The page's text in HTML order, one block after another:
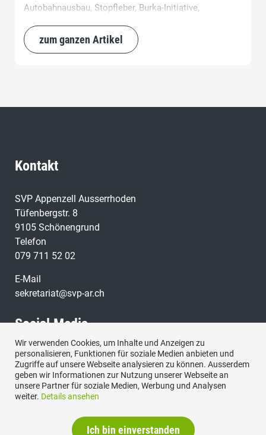
Autobahnausbau, Stopfleber, Burka-Initiative,
und Ständerat debattierten in der letzten Session vor
den Wahlen über zahlreiche spannende Themen.
zum ganzen Artikel
Kontakt
SVP Appenzell Ausserrhoden
Tüfenbergstr. 8
9105 Schönengrund
Telefon
079 711 52 02
E-Mail
sekretariat@svp-ar.ch
Social Media
Wir verwenden Cookies, um Inhalte und Anzeigen zu
personalisieren, Funktionen für soziale Medien anbieten und
Zugriffe auf unsere Webseite analysieren zu können. Ausserdem
geben wir Informationen zur Nutzung unserer Webseite an
unsere Partner für soziale Medien, Werbung und Analysen
weiter. Details ansehen
Ich bin einverstanden